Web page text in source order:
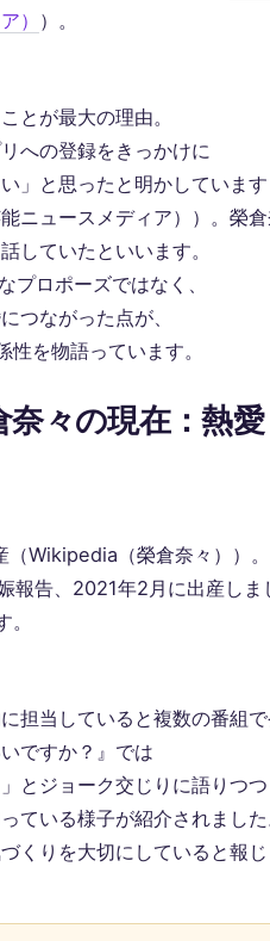
） ）。
とが最大の理由。
への登録をきっかけに
」と思ったと明かしています
能ニュースメディア））。榮
していたといいます。
ロポーズではなく、
つながった点が、
を物語っています。
々の現在：熱
Wikipedia（榮倉奈々））。
報告、2021年2月に出産しま
担当していると複数の番組
ですか？』では
とジョーク交じりに語りつ
ている様子が紹介されまし
くりを大切にしていると報